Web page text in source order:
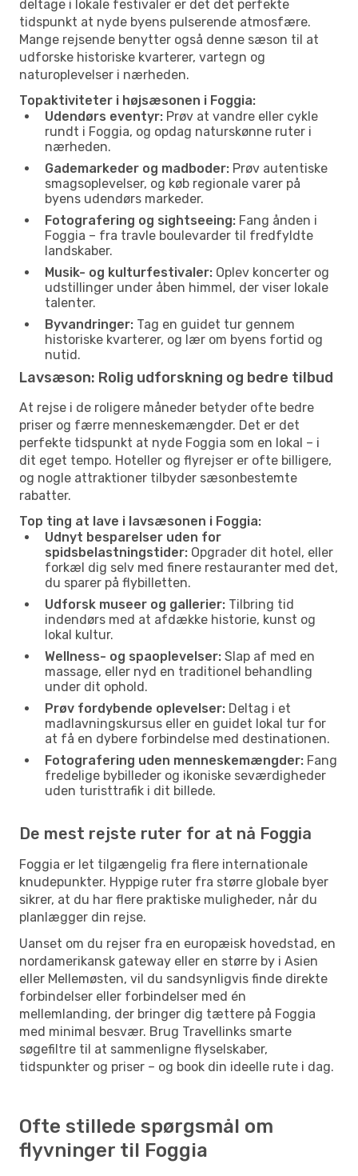
deltage i lokale festivaler er det det perfekte
tidspunkt at nyde byens pulserende atmosfære.
Mange rejsende benytter også denne sæson til at
udforske historiske kvarterer, vartegn og
naturoplevelser i nærheden.
Topaktiviteter i højsæsonen i Foggia:
Udendørs eventyr: Prøv at vandre eller cykle
rundt i Foggia, og opdag naturskønne ruter i
nærheden.
Gademarkeder og madboder: Prøv autentiske
smagsoplevelser, og køb regionale varer på
byens udendørs markeder.
Fotografering og sightseeing: Fang ånden i
Foggia – fra travle boulevarder til fredfyldte
landskaber.
Musik- og kulturfestivaler: Oplev koncerter og
udstillinger under åben himmel, der viser lokale
talenter.
Byvandringer: Tag en guidet tur gennem
historiske kvarterer, og lær om byens fortid og
nutid.
Lavsæson: Rolig udforskning og bedre tilbud
At rejse i de roligere måneder betyder ofte bedre
priser og færre menneskemængder. Det er det
perfekte tidspunkt at nyde Foggia som en lokal – i
dit eget tempo. Hoteller og flyrejser er ofte billigere,
og nogle attraktioner tilbyder sæsonbestemte
rabatter.
Top ting at lave i lavsæsonen i Foggia:
Udnyt besparelser uden for
spidsbelastningstider: Opgrader dit hotel, eller
forkæl dig selv med finere restauranter med det,
du sparer på flybilletten.
Udforsk museer og gallerier: Tilbring tid
indendørs med at afdække historie, kunst og
lokal kultur.
Wellness- og spaoplevelser: Slap af med en
massage, eller nyd en traditionel behandling
under dit ophold.
Prøv fordybende oplevelser: Deltag i et
madlavningskursus eller en guidet lokal tur for
at få en dybere forbindelse med destinationen.
Fotografering uden menneskemængder: Fang
fredelige bybilleder og ikoniske seværdigheder
uden turisttrafik i dit billede.
De mest rejste ruter for at nå Foggia
Foggia er let tilgængelig fra flere internationale
knudepunkter. Hyppige ruter fra større globale byer
sikrer, at du har flere praktiske muligheder, når du
planlægger din rejse.
Uanset om du rejser fra en europæisk hovedstad, en
nordamerikansk gateway eller en større by i Asien
eller Mellemøsten, vil du sandsynligvis finde direkte
forbindelser eller forbindelser med én
mellemlanding, der bringer dig tættere på Foggia
med minimal besvær. Brug Travellinks smarte
søgefiltre til at sammenligne flyselskaber,
tidspunkter og priser – og book din ideelle rute i dag.
Ofte stillede spørgsmål om
flyvninger til Foggia